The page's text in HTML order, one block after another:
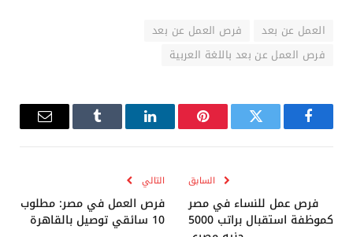
العمل عن بعد
فرص العمل عن بعد
فرص العمل عن بعد باللغة العربية
فيسبوك تويتر بينتيريستلينكدإن Tumblr
البريد
السابق
فرص عمل للنساء في مصر
كموظفة استقبال براتب 5000
التالي
فرص العمل في مصر: مطلوب
10 سائقي توصيل بالقاهرة